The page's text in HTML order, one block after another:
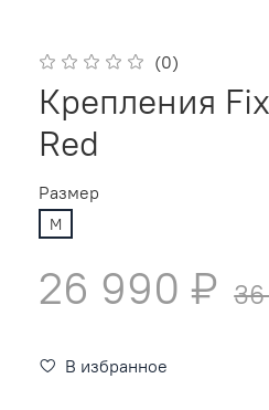
(0)
Крепления
Red
Размер
M
26 990 ₽
В избранное